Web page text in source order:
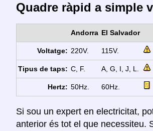
Quadre ràpid a simple
Andorra El Salvador
Voltatge: 220V. 115V.
Tipus de taps: C, F. A, G, I, J, L.
Hertz: 50Hz. 60Hz.
Si sou un expert en electricitat,
anterior és tot el que necessiteu.